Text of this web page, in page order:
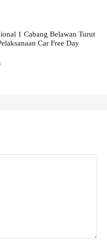
1 Cabang Belawan Turut
Car Free Day